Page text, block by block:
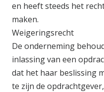
en heeft steeds het
maken.
Weigeringsrecht
De onderneming
inlassing van een
dat het haar beslissing
te zijn de